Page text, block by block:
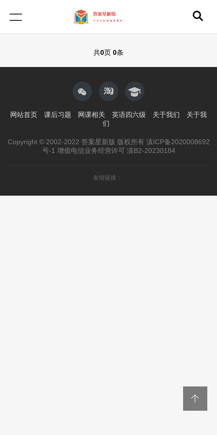
共0页 0条
网站首页 课后习题 网课相关 英语四六级 关于我们
关于我
们
Copyright © 2002-2022 答案星新版 版权所有 滇ICP备2020008692
号-1 增值电信业务经营许可 滇B2-20230184
友情链接：